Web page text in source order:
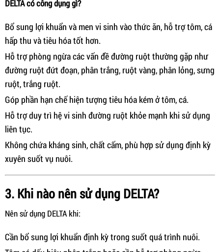
DELTA có công dụng gì?
Bổ sung lợi khuẩn và men vi sinh vào thức ăn, hỗ trợ tôm, cá
hấp thu và tiêu hóa tốt hơn.
Hỗ trợ phòng ngừa các vấn đề đường ruột thường gặp như
đường ruột đứt đoạn, phân trắng, ruột vàng, phân lỏng, sưng
ruột, trắng ruột.
Góp phần hạn chế hiện tượng tiêu hóa kém ở tôm, cá.
Hỗ trợ duy trì hệ vi sinh đường ruột khỏe mạnh khi sử dụng
liên tục.
Không chứa kháng sinh, chất cấm, phù hợp sử dụng định kỳ
xuyên suốt vụ nuôi.
3. Khi nào nên sử dụng DELTA?
Nên sử dụng DELTA khi:
Cần bổ sung lợi khuẩn định kỳ trong suốt quá trình nuôi.